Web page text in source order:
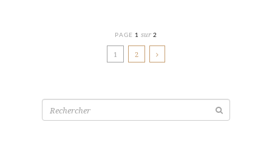
PAGE 1 sur 2
1 2
Recherche
pour: